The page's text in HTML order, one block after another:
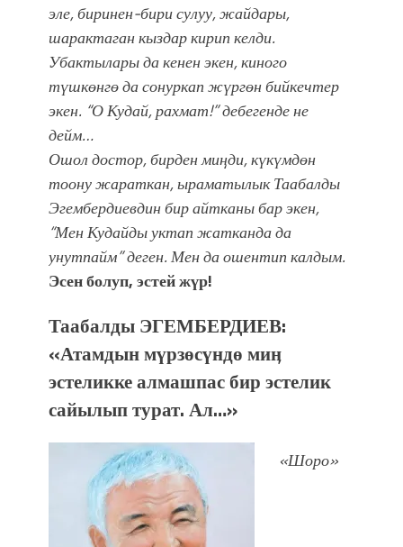
эле, биринен-бири сулуу, жайдары,
шарактаган кыздар кирип келди.
Убактылары да кенен экен, киного
түшкөнгө да сонуркап жүргөн бийкечтер
экен. “О Кудай, рахмат!” дебегенде не
дейм…
Ошол достор, бирден миңди, күкүмдөн
тоону жараткан, ыраматылык Таабалды
Эгембердиевдин бир айтканы бар экен,
“Мен Кудайды уктап жатканда да
унутпайм” деген. Мен да ошентип калдым.
Эсен болуп, эстей жүр!
Таабалды ЭГЕМБЕРДИЕВ:
«Атамдын мүрзөсүндө миӊ
эстеликке алмашпас бир эстелик
сайылып турат. Ал…»
«Шоро»